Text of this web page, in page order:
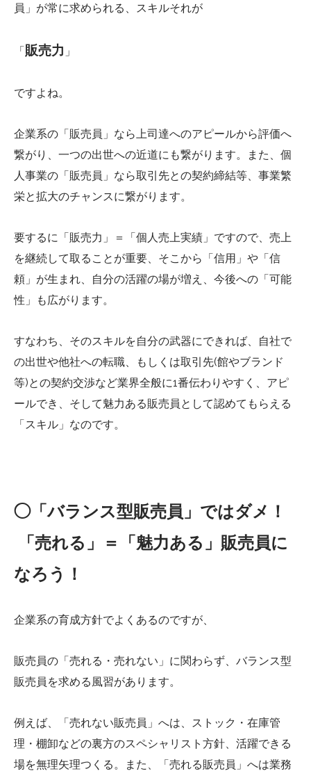
員」が常に求められる、スキルそれが
「 販売力 」
ですよね。
企業系の「販売員」なら上司達へのアピールから評価へ
繋がり、一つの出世への近道にも繋がります。また、個
人事業の「販売員」なら取引先との契約締結等、事業繁
栄と拡大のチャンスに繋がります。
要するに「販売力」＝「個人売上実績」ですので、売上
を継続して取ることが重要、そこから「信用」や「信
頼」が生まれ、自分の活躍の場が増え、今後への「可能
性」も広がります。
すなわち、そのスキルを自分の武器にできれば、自社で
の出世や他社への転職、もしくは取引先(館やブランド
等)との契約交渉など業界全般に1番伝わりやすく、アピ
ールでき、そして魅力ある販売員として認めてもらえる
「スキル」なのです。
◯「バランス型販売員」ではダメ！
「売れる」＝「魅力ある」販売員に
なろう！
企業系の育成方針でよくあるのですが、
販売員の「売れる・売れない」に関わらず、バランス型
販売員を求める風習があります。
例えば、「売れない販売員」へは、ストック・在庫管
理・棚卸などの裏方のスペシャリスト方針、活躍できる
場を無理矢理つくる。また、「売れる販売員」へは業務